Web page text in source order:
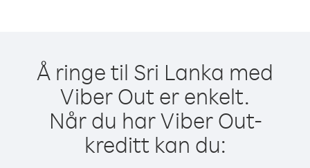
Å ringe til Sri Lanka med
Viber Out er enkelt.
Når du har Viber Out-
kreditt kan du: